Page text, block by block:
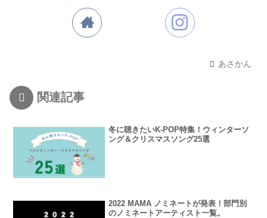
あさかん
関連記事
冬に聴きたいK-POP特集！ウィンターソ
ング＆クリスマスソング25選
2022 MAMA ノミネートが発表！部門別
のノミネートアーティスト一覧。